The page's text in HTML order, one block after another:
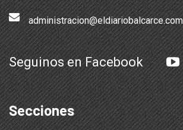
Seguinos en Facebook
Secciones